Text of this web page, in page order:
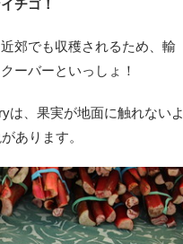
チゴ！
郊でも収穫されるため、輸
ーバーといっしょ！
は、果実が地面に触れないよ
あります。